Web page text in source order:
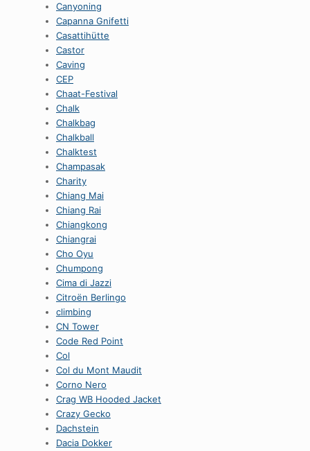
Canyoning
Capanna Gnifetti
Casattihütte
Castor
Caving
CEP
Chaat-Festival
Chalk
Chalkbag
Chalkball
Chalktest
Champasak
Charity
Chiang Mai
Chiang Rai
Chiangkong
Chiangrai
Cho Oyu
Chumpong
Cima di Jazzi
Citroën Berlingo
climbing
CN Tower
Code Red Point
Col
Col du Mont Maudit
Corno Nero
Crag WB Hooded Jacket
Crazy Gecko
Dachstein
Dacia Dokker